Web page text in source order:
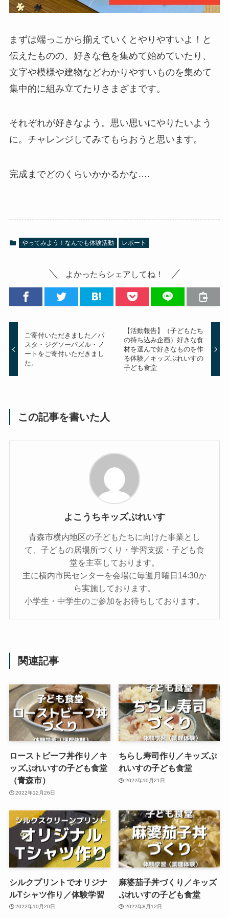
まずは端っこから揃えていくとやりやすいよ！と
伝えたものの、好きな色を集めて始めていたり、
文字や模様や建物などわかりやすいものを集めて
集中的に組み立てたりさまざまです。
それぞれが好きなよう。思い思いにやりたいよう
に。チャレンジしてみてもらおうと思います。
完成までどのくらいかかるかな….
やってみよう！なんでも体験活動 レポート
よかったらシェアしてね！
ご寄付いただきました／パ
スタ・ジグソーパズル・ノ
ートをご寄付いただきまし
た。
【活動報告】（子どもたち
の持ち込み企画）好きな食
材を選んで好きなものを作
る体験／キッズぷれいすの
子ども食堂
この記事を書いた人
よこうちキッズぷれいす
青森市横内地区の子どもたちに向けた事業とし
て、子どもの居場所づくり・学習支援・子ども食
堂を主宰しております。
主に横内市民センターを会場に毎週月曜日14:30か
ら実施しております。
小学生・中学生のご参加をお待ちしております。
関連記事
ローストビーフ丼作り／キ
ッズぷれいすの子ども食堂
（青森市）
2022年12月26日
ちらし寿司作り／キッズぷ
れいすの子ども食堂
2022年10月21日
シルクプリントでオリジナ
ルTシャツ作り／体験学習
2022年10月20日
麻婆茄子丼づくり／キッズ
ぷれいすの子ども食堂
2022年8月12日